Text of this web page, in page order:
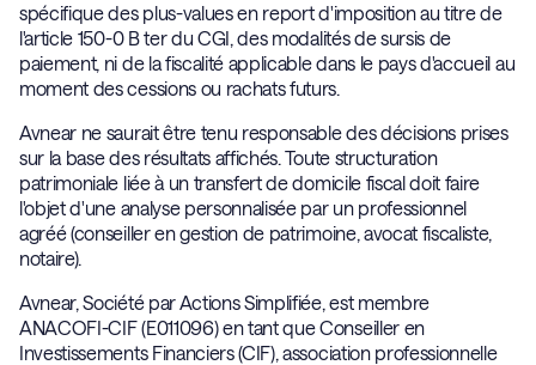
spécifique des plus-values en report d'imposition au titre de
l'article 150-0 B ter du CGI, des modalités de sursis de
paiement, ni de la fiscalité applicable dans le pays d'accueil au
moment des cessions ou rachats futurs.
Avnear ne saurait être tenu responsable des décisions prises
sur la base des résultats affichés. Toute structuration
patrimoniale liée à un transfert de domicile fiscal doit faire
l'objet d'une analyse personnalisée par un professionnel
agréé (conseiller en gestion de patrimoine, avocat fiscaliste,
notaire).
Avnear, Société par Actions Simplifiée, est membre
ANACOFI-CIF (E011096) en tant que Conseiller en
Investissements Financiers (CIF), association professionnelle